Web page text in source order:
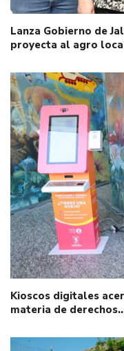
Lanza Gobierno de
proyecta al agro
Kioscos digitales
materia de